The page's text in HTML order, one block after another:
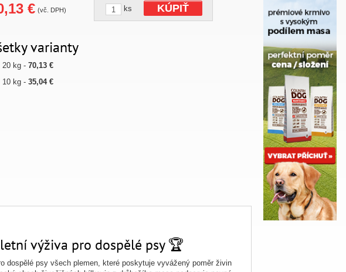
€ (vč. DPH) ks KÚPIŤ
varianty
20 kg -70,13 €
10 kg -35,04 €
výživa pro dospělé psy 🏆
dospělé psy všech plemen, které poskytuje vyvážený poměr živin